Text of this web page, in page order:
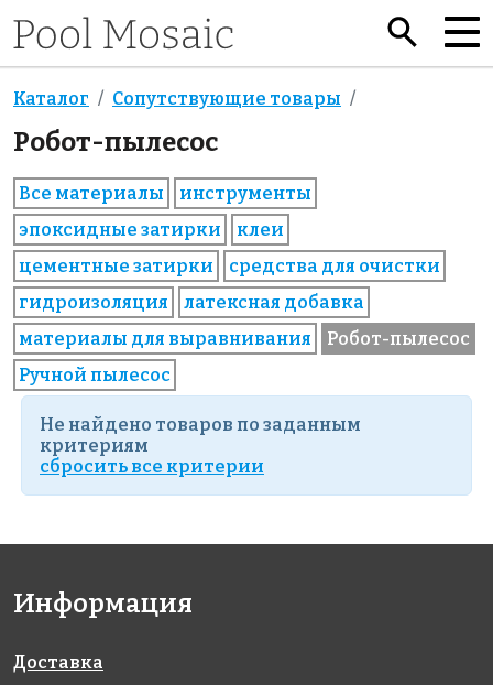
Каталог Сопутствующие товары
Робот-пылесос
Все материалы
инструменты
эпоксидные затирки
клеи
цементные затирки
средства для очистки
гидроизоляция
латексная добавка
материалы для выравнивания
Робот-пылесос
Ручной пылесос
Не найдено товаров по заданным
критериям
cбросить все критерии
Информация
Доставка